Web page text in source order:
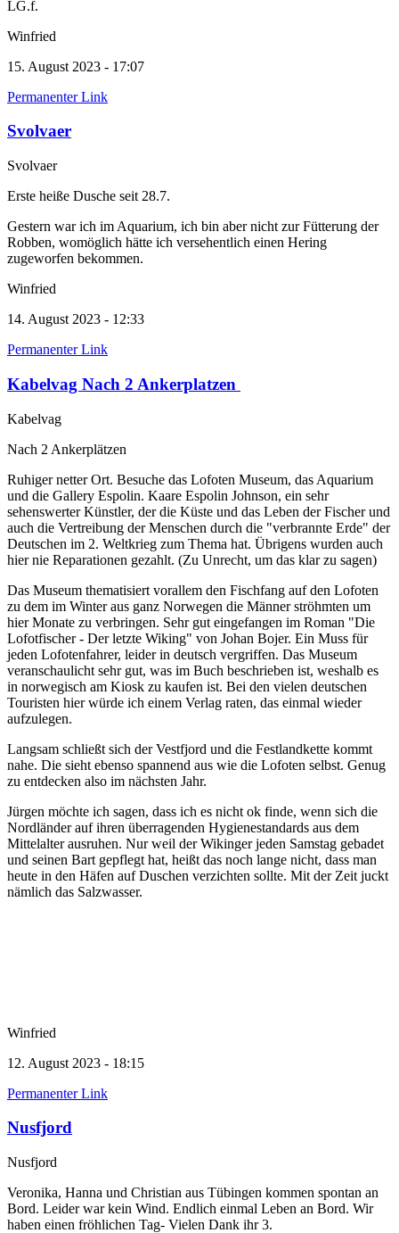
LG.f.
Winfried
15. August 2023 - 17:07
Permanenter Link
Svolvaer
Svolvaer
Erste heiße Dusche seit 28.7.
Gestern war ich im Aquarium, ich bin aber nicht zur Fütterung der
Robben, womöglich hätte ich versehentlich einen Hering
zugeworfen bekommen.
Winfried
14. August 2023 - 12:33
Permanenter Link
Kabelvag Nach 2 Ankerplatzen
Kabelvag
Nach 2 Ankerplätzen
Ruhiger netter Ort. Besuche das Lofoten Museum, das Aquarium
und die Gallery Espolin. Kaare Espolin Johnson, ein sehr
sehenswerter Künstler, der die Küste und das Leben der Fischer und
auch die Vertreibung der Menschen durch die "verbrannte Erde" der
Deutschen im 2. Weltkrieg zum Thema hat. Übrigens wurden auch
hier nie Reparationen gezahlt. (Zu Unrecht, um das klar zu sagen)
Das Museum thematisiert vorallem den Fischfang auf den Lofoten
zu dem im Winter aus ganz Norwegen die Männer ströhmten um
hier Monate zu verbringen. Sehr gut eingefangen im Roman "Die
Lofotfischer - Der letzte Wiking" von Johan Bojer. Ein Muss für
jeden Lofotenfahrer, leider in deutsch vergriffen. Das Museum
veranschaulicht sehr gut, was im Buch beschrieben ist, weshalb es
in norwegisch am Kiosk zu kaufen ist. Bei den vielen deutschen
Touristen hier würde ich einem Verlag raten, das einmal wieder
aufzulegen.
Langsam schließt sich der Vestfjord und die Festlandkette kommt
nahe. Die sieht ebenso spannend aus wie die Lofoten selbst. Genug
zu entdecken also im nächsten Jahr.
Jürgen möchte ich sagen, dass ich es nicht ok finde, wenn sich die
Nordländer auf ihren überragenden Hygienestandards aus dem
Mittelalter ausruhen. Nur weil der Wikinger jeden Samstag gebadet
und seinen Bart gepflegt hat, heißt das noch lange nicht, dass man
heute in den Häfen auf Duschen verzichten sollte. Mit der Zeit juckt
nämlich das Salzwasser.
Winfried
12. August 2023 - 18:15
Permanenter Link
Nusfjord
Nusfjord
Veronika, Hanna und Christian aus Tübingen kommen spontan an
Bord. Leider war kein Wind. Endlich einmal Leben an Bord. Wir
haben einen fröhlichen Tag- Vielen Dank ihr 3.